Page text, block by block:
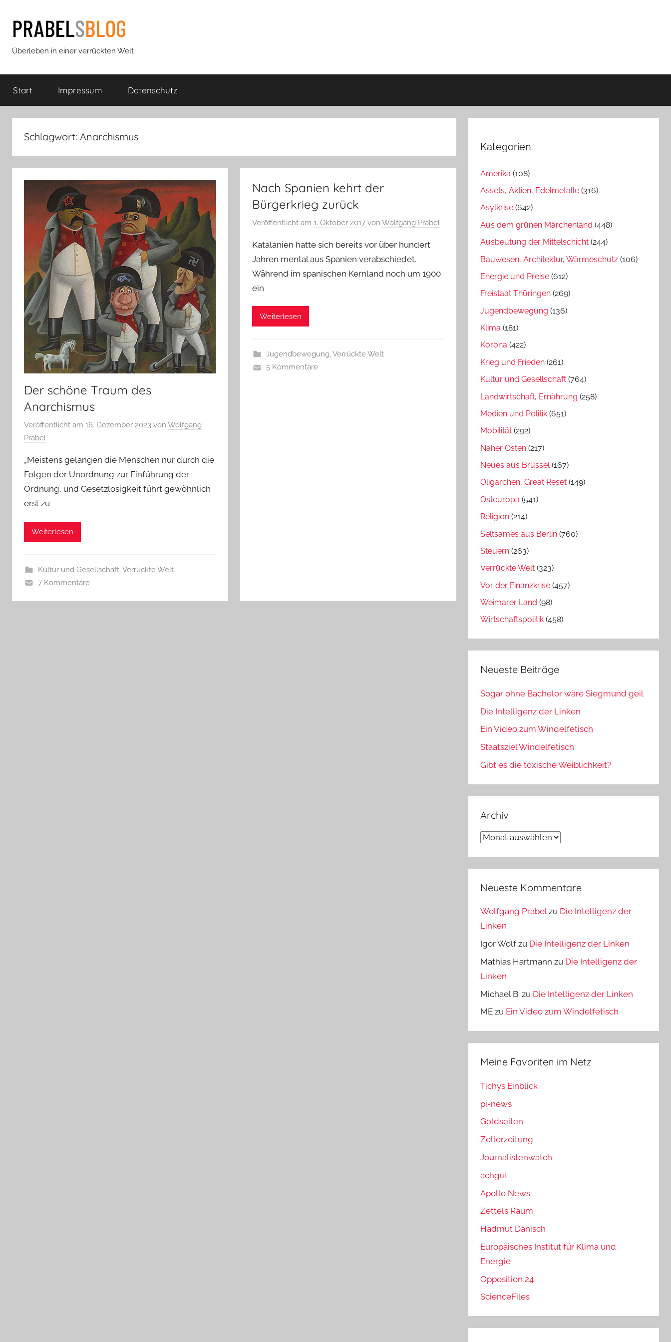
Inhalt
springen
Prabels
Blog
Überleben in einer verrückten Welt
Start Impressum Datenschutz
Schlagwort: Anarchismus
Der schöne Traum des
Anarchismus
Veröffentlicht am 16. Dezember 2023 von Wolfgang
Prabel
„Meistens gelangen die Menschen nur durch die
Folgen der Unordnung zur Einführung der
Ordnung, und Gesetzlosigkeit führt gewöhnlich
erst zu
Weiterlesen
Kultur und Gesellschaft,Verrückte Welt
7 Kommentare
Nach Spanien kehrt der
Bürgerkrieg zurück
Veröffentlicht am1. Oktober 2017 vonWolfgang Prabel
Katalanien hatte sich bereits vor über hundert
Jahren mental aus Spanien verabschiedet.
Während im spanischen Kernland noch um 1900
ein
Weiterlesen
Jugendbewegung,Verrückte Welt
5 Kommentare
Kategorien
Amerika (108)
Assets, Aktien, Edelmetalle (316)
Asylkrise (642)
Aus dem grünen Märchenland (448)
Ausbeutung der Mittelschicht (244)
Bauwesen, Architektur, Wärmeschutz (106)
Energie und Preise (612)
Freistaat Thüringen (269)
Jugendbewegung (136)
Klima (181)
Kórona (422)
Krieg und Frieden (261)
Kultur und Gesellschaft (764)
Landwirtschaft, Ernährung (258)
Medien und Politik (651)
Mobilität (292)
Naher Osten (217)
Neues aus Brüssel(167)
Oligarchen, Great Reset (149)
Osteuropa (541)
Religion (214)
Seltsames aus Berlin (760)
Steuern (263)
Verrückte Welt (323)
Vor der Finanzkrise (457)
Weimarer Land (98)
Wirtschaftspolitik (458)
Neueste Beiträge
Sogar ohne Bachelor wäre Siegmund geil
Die Intelligenz der Linken
Ein Video zum Windelfetisch
Staatsziel Windelfetisch
Gibt es die toxische Weiblichkeit?
Archiv
Archiv
Neueste Kommentare
Wolfgang Prabelzu Die Intelligenz der
Linken
Igor Wolf zu Die Intelligenz der Linken
Mathias Hartmann zu Die Intelligenz der
Linken
Michael B. zu Die Intelligenz der Linken
ME zu Ein Video zum Windelfetisch
Meine Favoriten im Netz
Tichys Einblick
pi-news
Goldseiten
Zellerzeitung
Journalistenwatch
achgut
Apollo News
Zettels Raum
Hadmut Danisch
Europäisches Institut für Klima und
Energie
Opposition 24
ScienceFiles